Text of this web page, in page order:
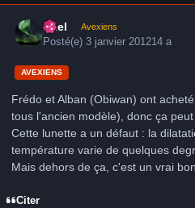
Axel Avexiens
Posté(e)3 janvier 201214 a
AVEXIENS
Frédo et Alban (Obiwan) ont
tous l'ancien modèle), donc ça peut
Cette lunette a un défaut : la
température varie de quelques
Mais dehors de ça, c'est un vrai
Citer